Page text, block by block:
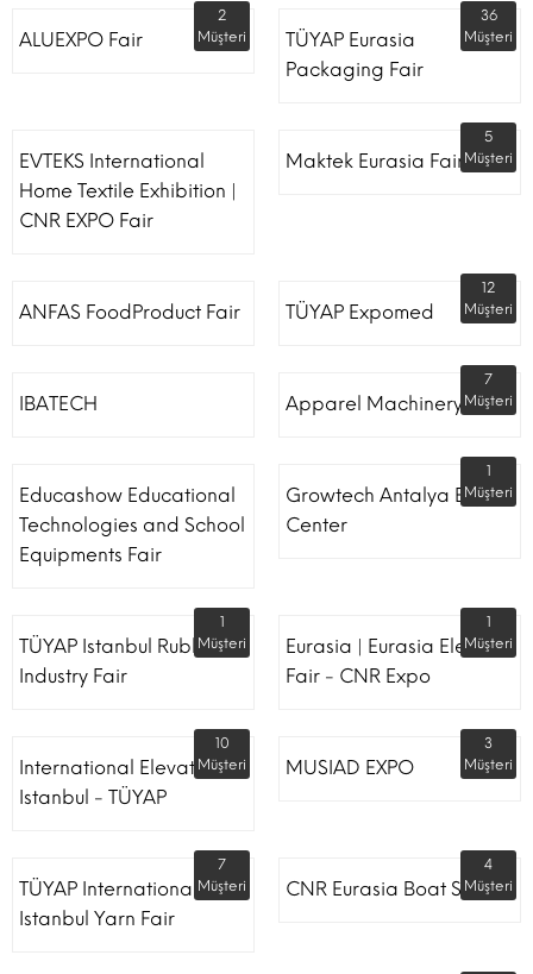
ALUEXPO Fair
2
Müşteri
TÜYAP Eurasia
Packaging Fair
36
Müşteri
EVTEKS International
Home Textile Exhibition |
CNR EXPO Fair
Maktek Eurasia Fair
5
Müşteri
ANFAS FoodProduct Fair TÜYAP Expomed
12
Müşteri
IBATECH Apparel Machinery Fair
7
Müşteri
Educashow Educational
Technologies and School
Equipments Fair
Growtech Antalya Expo
Center
1
Müşteri
TÜYAP Istanbul Rubber
Industry Fair
1
Müşteri
Eurasia | Eurasia Elevator
Fair - CNR Expo
1
Müşteri
International Elevator
Istanbul - TÜYAP
10
Müşteri
MUSIAD EXPO
3
Müşteri
TÜYAP International
Istanbul Yarn Fair
7
Müşteri
CNR Eurasia Boat Show
4
Müşteri